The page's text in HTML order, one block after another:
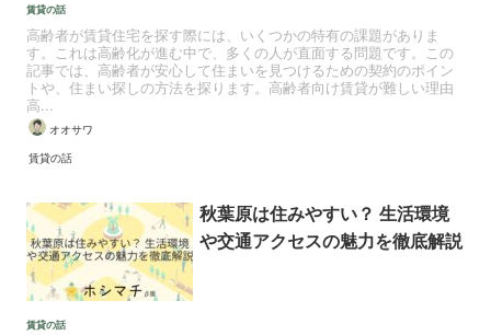
賃貸の話
高齢者が賃貸住宅を探す際には、いくつかの特有の課題がありま
す。これは高齢化が進む中で、多くの人が直面する問題です。この
記事では、高齢者が安心して住まいを見つけるための契約のポイン
トや、住まい探しの方法を探ります。高齢者向け賃貸が難しい理由
高...
オオサワ
賃貸の話
賃貸の話
秋葉原は住みやすい？ 生活環境
や交通アクセスの魅力を徹底解説